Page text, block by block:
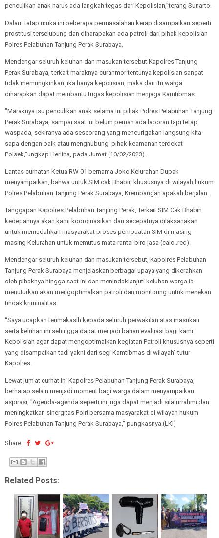
penculikan anak harus ada langkah tegas dari Kepolisian,”terang Sunarto.
Dalam tatap muka ini beberapa permasalahan kerap disampaikan seperti
prostitusi terselubung dan diharapakan ada patroli dari pihak kepolisian
Polres Pelabuhan Tanjung Perak Surabaya.
Mendengar seluruh keluhan dan masukan tersebut Kapolres Tanjung
Perak Surabaya, terkait maraknya curanmor tentunya kepolisian sangat
tidak memungkinkan jika hanya kepolisian, maka dari itu warga
diharapkan dapat membantu tugas kepolisian menjaga Kamtibmas.
"Maraknya isu penculikan anak selama ini pihak Polres Pelabuhan Tanjung
Perak Surabaya, sampai saat ini belum pernah ada laporan tapi tetap
waspada, sekiranya ada seseorang yang mencurigakan langsung kita
sapa dengan baik atau menghubungi pihak keamanan terdekat
Polsek,"ungkap Herlina, pada Jumat (10/02/2023).
Lantas curhatan Ketua RW 01 bernama Joko Kelurahan Dupak
menyampaikan, bahwa untuk SIM cak Bhabin khususnya di wilayah hukum
Polres Pelabuhan Tanjung Perak Surabaya, Krembangan apakah berjalan.
Tanggapan Kapolres Pelabuhan Tanjung Perak, Terkait SIM Cak Bhabin
kedepannya akan kami koordinasikan dan secepatnya dilaksanakan
untuk memudahkan masyarakat proses pembuatan SIM di masing-
masing Kelurahan untuk memutus mata rantai biro jasa (calo..red).
Mendengar seluruh keluhan dan masukan tersebut, Kapolres Pelabuhan
Tanjung Perak Surabaya menjelaskan berbagai upaya yang dikerahkan
oleh pihaknya hingga saat ini dan menindaklanjuti keluhan warga ia
menuturkan akan mengoptimalkan patroli dan monitoring untuk menekan
tindak kriminalitas.
“Saya ucapkan terimakasih kepada seluruh perwakilan atas masukan
serta keluhan ini sehingga dapat menjadi bahan evaluasi bagi kami
Kepolisian agar dapat mengoptimalkan kegiatan Patroli khususnya seperti
yang disampaikan tadi yakni dari segi Kamtibmas di wilayah” tutur
Kapolres.
Lewat jum'at curhat ini Kapolres Pelabuhan Tanjung Perak Surabaya,
berharap selain menjadi moment bagi warga dalam menyampaikan
aspirasi, "Agenda-agenda seperti ini juga dapat menjadi silaturrahmi dan
meningkatkan sinergitas Polri bersama masyarakat di wilayah hukum
Polres Pelabuhan Tanjung Perak Surabaya," pungkasnya.(LKI)
Share:
Related Posts: